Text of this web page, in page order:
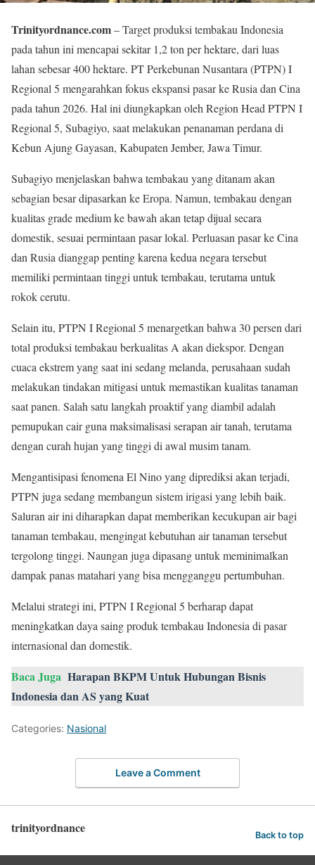
Trinityordnance.com– Target produksi tembakau Indonesia
pada tahun ini mencapai sekitar 1,2 ton per hektare, dari luas
lahan sebesar 400 hektare. PT Perkebunan Nusantara (PTPN) I
Regional 5 mengarahkan fokus ekspansi pasar ke Rusia dan Cina
pada tahun 2026. Hal ini diungkapkan oleh Region Head PTPN I
Regional 5, Subagiyo, saat melakukan penanaman perdana di
Kebun Ajung Gayasan, Kabupaten Jember, Jawa Timur.
Subagiyo menjelaskan bahwa tembakau yang ditanam akan
sebagian besar dipasarkan ke Eropa. Namun, tembakau dengan
kualitas grade medium ke bawah akan tetap dijual secara
domestik, sesuai permintaan pasar lokal. Perluasan pasar ke Cina
dan Rusia dianggap penting karena kedua negara tersebut
memiliki permintaan tinggi untuk tembakau, terutama untuk
rokok cerutu.
Selain itu, PTPN I Regional 5 menargetkan bahwa 30 persen dari
total produksi tembakau berkualitas A akan diekspor. Dengan
cuaca ekstrem yang saat ini sedang melanda, perusahaan sudah
melakukan tindakan mitigasi untuk memastikan kualitas tanaman
saat panen. Salah satu langkah proaktif yang diambil adalah
pemupukan cair guna maksimalisasi serapan air tanah, terutama
dengan curah hujan yang tinggi di awal musim tanam.
Mengantisipasi fenomena El Nino yang diprediksi akan terjadi,
PTPN juga sedang membangun sistem irigasi yang lebih baik.
Saluran air ini diharapkan dapat memberikan kecukupan air bagi
tanaman tembakau, mengingat kebutuhan air tanaman tersebut
tergolong tinggi. Naungan juga dipasang untuk meminimalkan
dampak panas matahari yang bisa mengganggu pertumbuhan.
Melalui strategi ini, PTPN I Regional 5 berharap dapat
meningkatkan daya saing produk tembakau Indonesia di pasar
internasional dan domestik.
Baca Juga Harapan BKPM Untuk Hubungan Bisnis
Indonesia dan AS yang Kuat
Categories: Nasional
Leave a Comment
trinityordnance Back to top